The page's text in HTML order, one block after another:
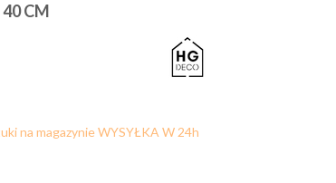
Cena: od:
CM
na magazynie WYSYŁKA W 24h